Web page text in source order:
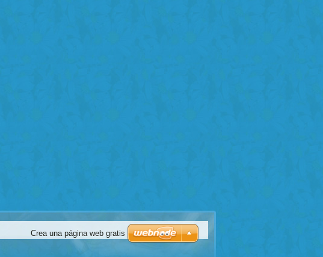
Crea una página web gratis